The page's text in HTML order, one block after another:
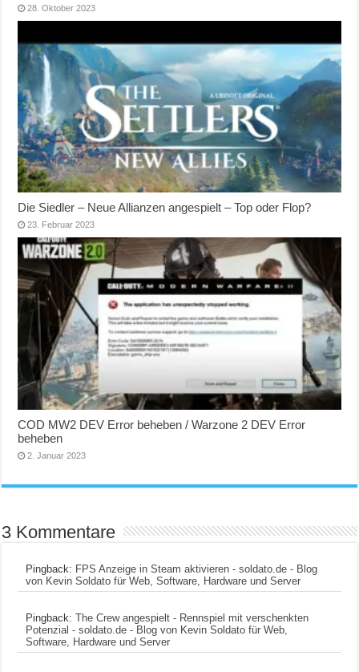
28. Oktober 2023
Die Siedler – Neue Allianzen angespielt – Top oder Flop?
23. Februar 2023
COD MW2 DEV Error beheben / Warzone 2 DEV Error
beheben
2. Januar 2023
3 Kommentare
Pingback: FPS Anzeige in Steam aktivieren - soldato.de - Blog
von Kevin Soldato für Web, Software, Hardware und Server
Pingback:The Crew angespielt - Rennspiel mit verschenkten
Potenzial - soldato.de - Blog von Kevin Soldato für Web,
Software, Hardware und Server